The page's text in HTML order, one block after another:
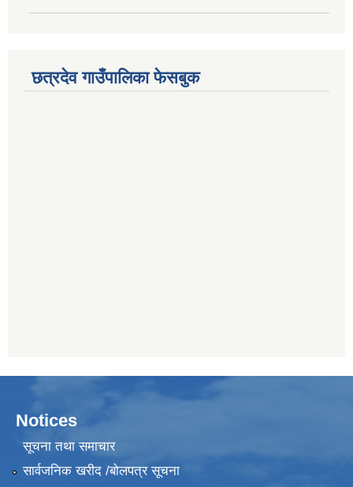
छत्रदेव गाउँपालिका फेसबुक
Notices
सूचना तथा समाचार
सार्वजनिक खरीद /बोलपत्र सूचना